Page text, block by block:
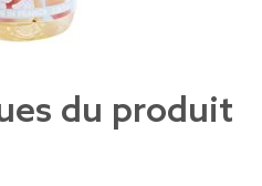
du produit